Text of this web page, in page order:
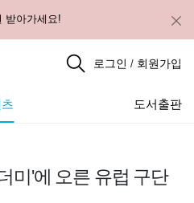
받아가세요!
로그인 / 회원가입
도서출판
미'에 오른 유럽 구단